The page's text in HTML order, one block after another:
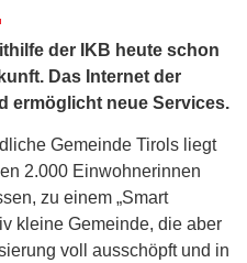
der IKB heute schon
Das Internet der
ermöglicht neue Services.
Gemeinde Tirols liegt
2.000 Einwohnerinnen
zu einem „Smart
kleine Gemeinde, die aber
voll ausschöpft und in